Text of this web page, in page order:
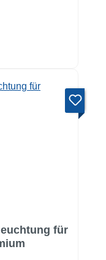
für